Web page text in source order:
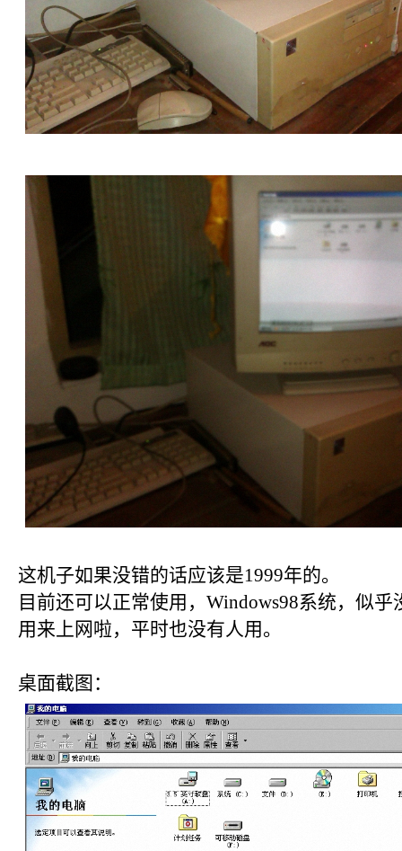
这机子如果没错的话应该是1999年的。
目前还可以正常使用，Windows98系统，似
用来上网啦，平时也没有人用。
桌面截图：